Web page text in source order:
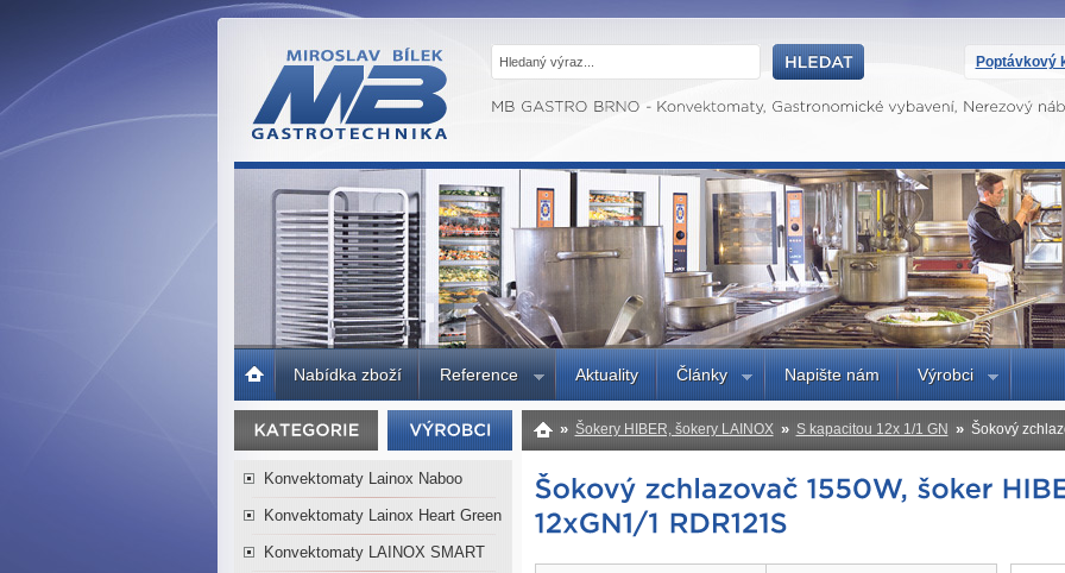
MB GASTRO
BRNO -
Gastrotechnika,
profesionální
kuchyně
Poptávkový
strana
Nabídka zboží Reference Aktuality Články Napište nám Výrobci
Konvektomaty Lainox Naboo
Konvektomaty Lainox Heart Green
Konvektomaty LAINOX SMART
» Šokery HIBER, šokery LAINOX » S kapacitou 12x 1/1 GN » Šokový